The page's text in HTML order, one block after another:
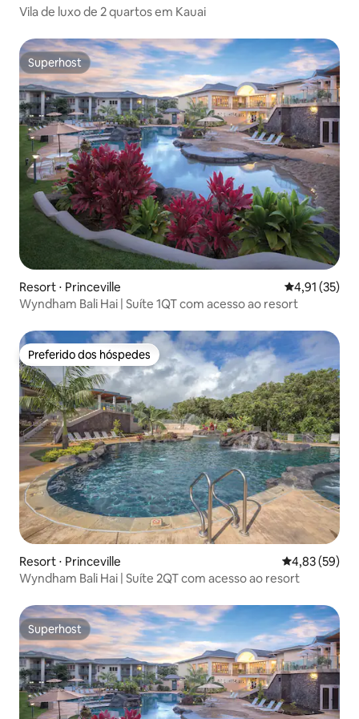
Vila de luxo de 2 quartos em Kauai
Superhost
Superhost
Resort ⋅ Princeville 4,91 de uma
4,91 (35)
Wyndham Bali Hai | Suíte 1QT com acesso ao resort
Preferido dos hóspedes
Preferido dos hóspedes
Resort ⋅ Princeville 4,83 de uma
4,83 (59)
Wyndham Bali Hai | Suíte 2QT com acesso ao resort
Superhost
Superhost